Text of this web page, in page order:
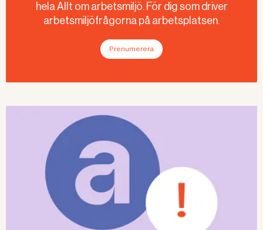
hela Allt om arbetsmiljö. För dig som driver
arbetsmiljöfrågorna på arbetsplatsen.
Prenumerera